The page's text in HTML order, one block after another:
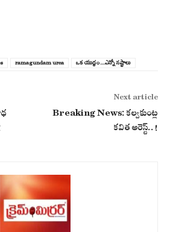
ramagundam urea ఒక యుద్దం....ఎన్నో న‌ష్టాలు
Next article
Breaking News: కల్వకుంట్ల
కవిత అరెస్ట్..!